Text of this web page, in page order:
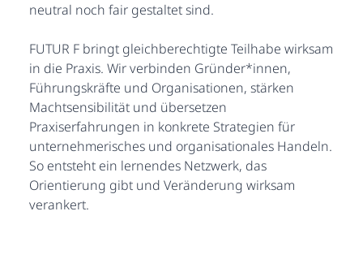
neutral noch fair gestaltet sind.
FUTUR F bringt gleichberechtigte Teilhabe wirksam
in die Praxis. Wir verbinden Gründer*innen,
Führungskräfte und Organisationen, stärken
Machtsensibilität und übersetzen
Praxiserfahrungen in konkrete Strategien für
unternehmerisches und organisationales Handeln.
So entsteht ein lernendes Netzwerk, das
Orientierung gibt und Veränderung wirksam
verankert.